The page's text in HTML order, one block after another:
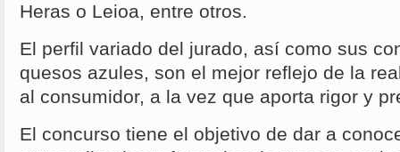
Heras o Leioa, entre otros.
El perfil variado del jurado, así como sus
quesos azules, son el mejor reflejo de la
al consumidor, a la vez que aporta rigor y
El concurso tiene el objetivo de dar a